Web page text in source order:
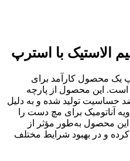
الاستیک با استرپ
یک محصول کارآمد برای
این محصول از پارچه
ضد حساسیت تولید شده و به دلیل
آناتومیک برای مچ دست را
محصول به‌طور مؤثر از
و در بهبود شرایط مختلف